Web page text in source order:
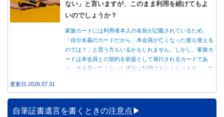
ない」と言いますが、このまま利用を続けてもよ
いのでしょうか？
家族カードには利用者本人の名前が記載されているため、
「自分名義のカードだから、本会員が亡くなった後も使える
のでは？」と思う方もいるかもしれません。しかし、家族カ
ードは本会員との契約を前提として発行されるカードであ
り、本会員が亡くなった場合は利用できなくなります。 で
族が行うべき手続きについて分かりやすく解説します。
更新日:2026.07.31
自筆証書遺言を書くときの注意点